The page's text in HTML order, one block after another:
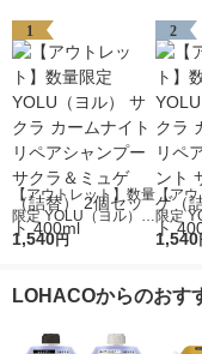
1
【アウトレット】数量
限定 YOLU（ヨル）
サクラ カームナイト
2個セット 400ml
1,540円
2
【ア
限定
サクラ
替）2
1,540
LOHACOからのおす